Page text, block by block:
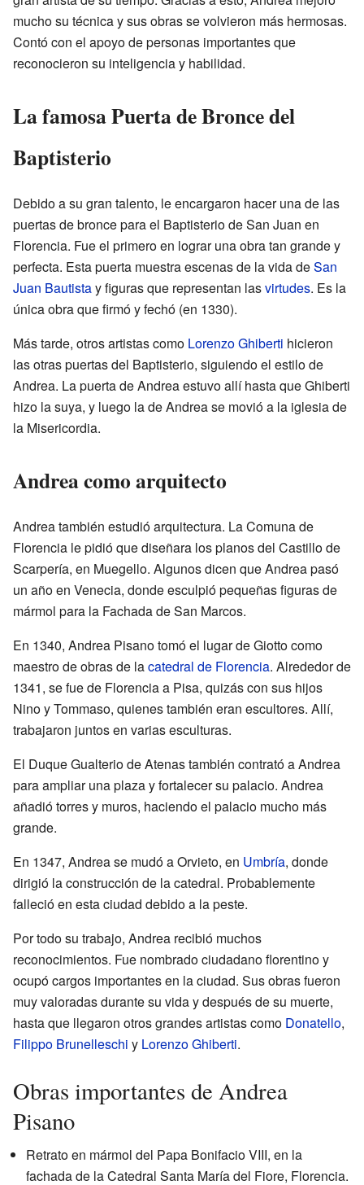
mucho su técnica y sus obras se volvieron más hermosas.
Contó con el apoyo de personas importantes que
reconocieron su inteligencia y habilidad.
La famosa Puerta de Bronce del
Baptisterio
Debido a su gran talento, le encargaron hacer una de las
puertas de bronce para el Baptisterio de San Juan en
Florencia. Fue el primero en lograr una obra tan grande y
perfecta. Esta puerta muestra escenas de la vida deSan
Juan Bautistay figuras que representan lasvirtudes. Es la
única obra que firmó y fechó (en 1330).
Más tarde, otros artistas como Lorenzo Ghiberti hicieron
las otras puertas del Baptisterio, siguiendo el estilo de
Andrea. La puerta de Andrea estuvo allí hasta que Ghiberti
hizo la suya, y luego la de Andrea se movió a la iglesia de
la Misericordia.
Andrea como arquitecto
Andrea también estudió arquitectura. La Comuna de
Florencia le pidió que diseñara los planos del Castillo de
Scarpería, en Muegello. Algunos dicen que Andrea pasó
un año en Venecia, donde esculpió pequeñas figuras de
mármol para la Fachada de San Marcos.
En 1340, Andrea Pisano tomó el lugar de Giotto como
maestro de obras de lacatedral de Florencia. Alrededor de
1341, se fue de Florencia a Pisa, quizás con sus hijos
Nino y Tommaso, quienes también eran escultores. Allí,
trabajaron juntos en varias esculturas.
El Duque Gualterio de Atenas también contrató a Andrea
para ampliar una plaza y fortalecer su palacio. Andrea
añadió torres y muros, haciendo el palacio mucho más
grande.
En 1347, Andrea se mudó a Orvieto, en Umbría, donde
dirigió la construcción de la catedral. Probablemente
falleció en esta ciudad debido a la peste.
Por todo su trabajo, Andrea recibió muchos
reconocimientos. Fue nombrado ciudadano florentino y
ocupó cargos importantes en la ciudad. Sus obras fueron
muy valoradas durante su vida y después de su muerte,
hasta que llegaron otros grandes artistas como Donatello,
Filippo Brunelleschi y Lorenzo Ghiberti.
Obras importantes de Andrea
Pisano
Retrato en mármol del Papa Bonifacio VIII, en la
fachada de la Catedral Santa María del Fiore, Florencia.